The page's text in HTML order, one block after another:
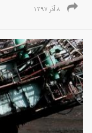
۸ آذر ۱۳۹۷